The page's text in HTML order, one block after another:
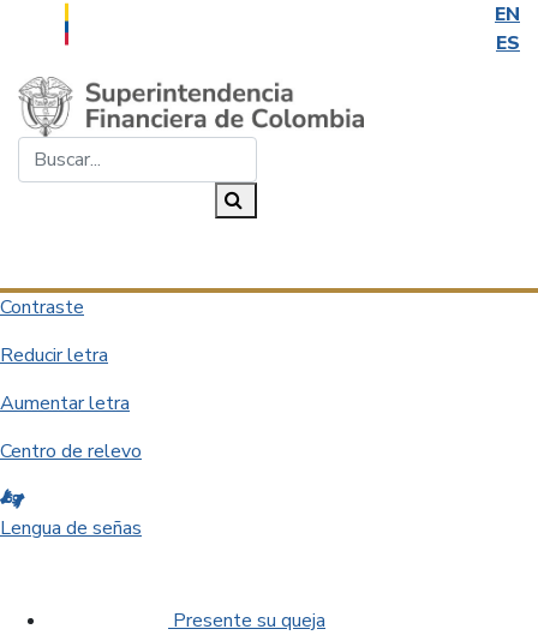
EN
ES
Saltar al contenido principal
Contraste
Reducir letra
Aumentar letra
Centro de relevo
Lengua de señas
Presente su queja